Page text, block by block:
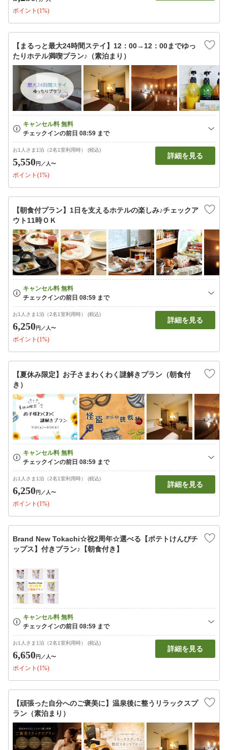
ポイント(1%)
【まるっと最大24時間ステイ】12：00→12：00までゆっ
たりホテル満喫プラン♪（素泊まり）
お1人さま1泊（2名1室利用時） (税込)
5,550円 ／人〜
ポイント(1%)
詳細を見る
【朝食付プラン】1日を支えるホテルの楽しみ♪チェックア
ウト11時ＯＫ
お1人さま1泊（2名1室利用時） (税込)
6,250円 ／人〜
ポイント(1%)
詳細を見る
【夏休み限定】お子さまわくわく謎解きプラン（朝食付
き）
お1人さま1泊（2名1室利用時） (税込)
6,250円 ／人〜
ポイント(1%)
詳細を見る
Brand New Tokachi☆祝2周年☆選べる【ポテトけんぴチ
ップス】付きプラン♪【朝食付き】
お1人さま1泊（2名1室利用時） (税込)
6,650円 ／人〜
ポイント(1%)
詳細を見る
【頑張った自分へのご褒美に】温泉後に整うリラックスプ
ラン（素泊まり）